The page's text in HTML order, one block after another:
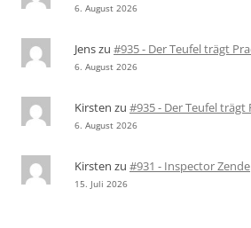
6. August 2026
Jenszu #935 - Der Teufel trägt
6. August 2026
Kirsten zu #935 - Der Teufel trägt
6. August 2026
Kirsten zu #931 - Inspector Zende
15. Juli 2026